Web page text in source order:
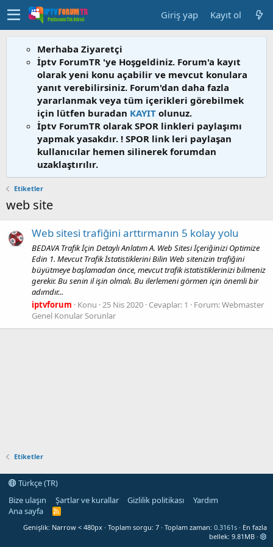
Giriş yap Kayıt ol
Merhaba Ziyaretçi
İptv ForumTR 'ye Hoşgeldiniz. Forum'a kayıt
olarak yeni konu açabilir ve mevcut konulara
yanıt verebilirsiniz. Forum'dan daha fazla
yararlanmak veya tüm içerikleri görebilmek
için lütfen buradan KAYIT olunuz.
İptv ForumTR olarak SPOR linkleri paylaşımı
yapmak yasakdır. ! SPOR link leri paylaşan
kullanıcılar hemen silinerek forumdan
uzaklaştırılır.
Etiketler
web site
Web sitesi trafiğini arttırmanın 5 kolay yolu
BEDAVA Trafik İçin Detaylı Anlatım A. Web Sitesi İçeriğinizi Optimize
Edin 1. Mevcut Trafik İstatistiklerini Bilin Web sitenizin trafiğini
büyütmeye başlamadan önce, mevcut trafik istatistiklerinizi bilmeniz
gerekir. Bu senin il işin olmalı. Bu ilerlemeni görmen için önemli bir
adımdır...
iptvforum
Konu 25 Nis 2020 Cevaplar: 1 Forum:Webmaster
Genel Konular Sorunlar
Etiketler
Türkçe (TR)
Bize ulaşın
Şartlar ve kurallar Gizlilik politikası
Yardım
Ana sayfa
R
S
Genişlik Toplam sorgu 7 Toplam zaman 0.3161s
En fazla
bellek 9.81MB